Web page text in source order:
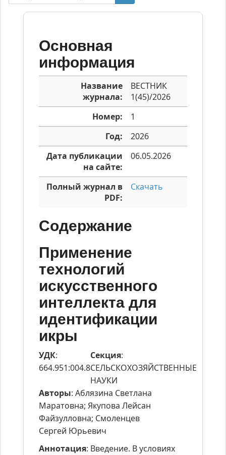
Основная
информация
Название
журнала:
ВЕСТНИК
1(45)/2026
Номер:
1
Год:
2026
Дата публикации
на сайте:
06.05.2026
Полный журнал в
PDF:
Скачать
Содержание
Применение
технологий
искусственного
интеллекта для
идентификации
икры
УДК:
664.951:004.8
Секция:
СЕЛЬСКОХОЗЯЙСТВЕННЫЕ
НАУКИ
Авторы: Аблязина Светлана
Маратовна; Якупова Лейсан
Файзулловна; Смоленцев
Сергей Юрьевич
Аннотация: Введение. В условиях